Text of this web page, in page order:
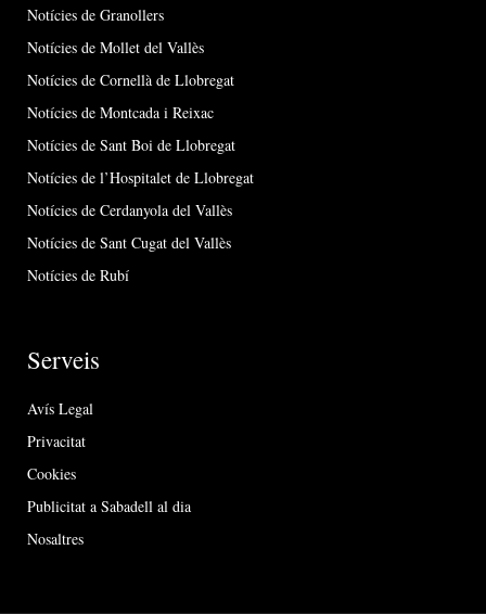
Notícies de Granollers
Notícies de Mollet del Vallès
Notícies de Cornellà de Llobregat
Notícies de Montcada i Reixac
Notícies de Sant Boi de Llobregat
Notícies de l’Hospitalet de Llobregat
Notícies de Cerdanyola del Vallès
Notícies de Sant Cugat del Vallès
Notícies de Rubí
Serveis
Avís Legal
Privacitat
Cookies
Publicitat a Sabadell al dia
Nosaltres